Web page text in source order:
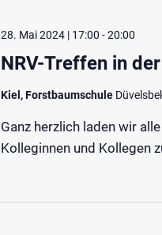
NRV-Treffen in
28. Mai 2024 | 17:00 -20:00
Kiel, Forstbaumschule
Ganz herzlich laden wir
Kolleginnen und Kollegen